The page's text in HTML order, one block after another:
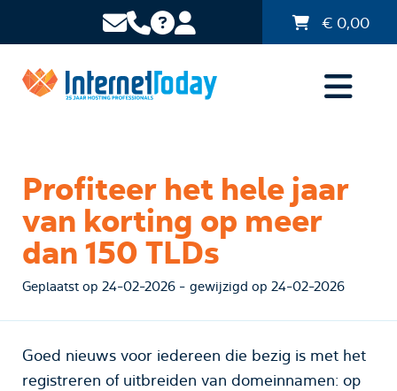
€ 0,00
Profiteer het hele jaar
van korting op meer
dan 150 TLDs
Geplaatst op 24-02-2026 - gewijzigd op 24-02-2026
Goed nieuws voor iedereen die bezig is met het
registreren of uitbreiden van domeinnamen: op